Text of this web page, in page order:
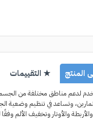
المنتج ★ التقييمات
لدعم مناطق مختلفة من الجسم
وتساعد في تنظيم وضعية
والأوتار وتخفيف الألم